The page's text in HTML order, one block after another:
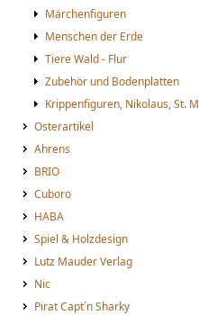
Märchenfiguren
Menschen der Erde
Tiere Wald - Flur
Zubehör und Bodenplatten
Krippenfiguren, Nikolaus, St. Martin
Osterartikel
Ahrens
BRIO
Cuboro
HABA
Spiel & Holzdesign
Lutz Mauder Verlag
Nic
Pirat Capt´n Sharky